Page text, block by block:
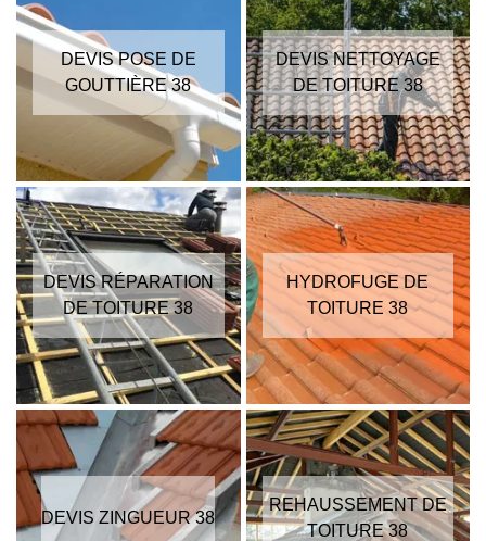
DEVIS POSE DE
GOUTTIÈRE 38
DEVIS NETTOYAGE
DE TOITURE 38
DEVIS RÉPARATION
DE TOITURE 38
HYDROFUGE DE
TOITURE 38
DEVIS ZINGUEUR 38
REHAUSSEMENT DE
TOITURE 38